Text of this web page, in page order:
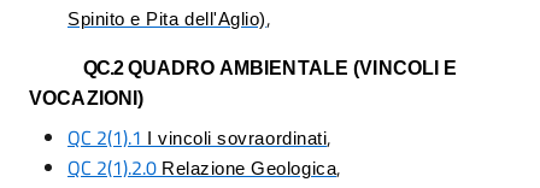
Spinito e Pita dell'Aglio),
QC.2QUADRO AMBIENTALE (VINCOLI E
VOCAZIONI)
QC 2(1).1 I vincoli sovraordinati,
QC 2(1).2.0 Relazione Geologica,